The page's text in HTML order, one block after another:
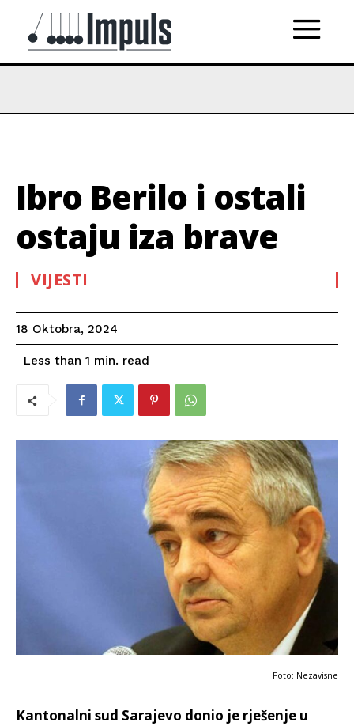
Ibro Berilo i ostali
ostaju iza brave
VIJESTI
18 Oktobra, 2024
Less than 1 min. read
Foto: Nezavisne
Kantonalni sud Sarajevo donio je rješenje u